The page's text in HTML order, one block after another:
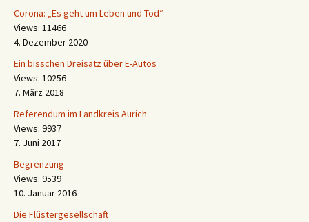
Corona: „Es geht um Leben und Tod“
Views: 11466
4. Dezember 2020
Ein bisschen Dreisatz über E-Autos
Views: 10256
7. März 2018
Referendum im Landkreis Aurich
Views: 9937
7. Juni 2017
Begrenzung
Views: 9539
10. Januar 2016
Die Flüstergesellschaft